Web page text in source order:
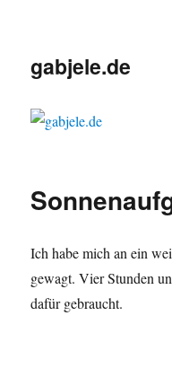
gabjele.de
Ich habe mich an ein
gewagt. Vier Stunden
dafür gebraucht.